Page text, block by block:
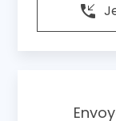
phone_callback